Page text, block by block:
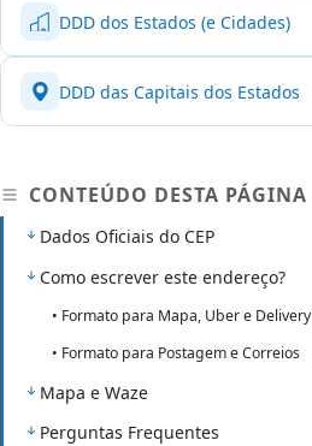
DDD dos Estados (e Cidades)
DDD das Capitais dos Estados
CONTEÚDO DESTA PÁGINA
Dados Oficiais do CEP
Como escrever este endereço?
• Formato para Mapa, Uber e Delivery
• Formato para Postagem e Correios
Mapa e Waze
Perguntas Frequentes